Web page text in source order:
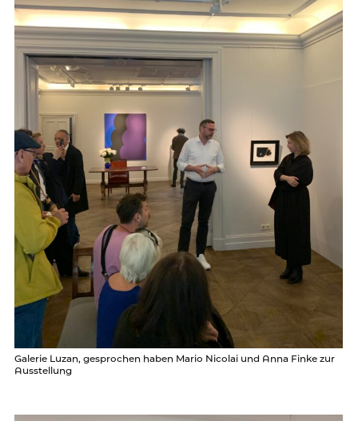
Galerie Luzan, gesprochen haben Mario Nicolai und Anna Finke zur
Ausstellung